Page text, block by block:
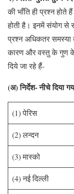
की भाँति ही प्रश्न होते
होती है। इनमें संयोग से
प्रश्न अधिकतर समस्या
कारण और वस्तु के गुण
दिये जा रहे हैं-
(अ) निर्देश- नीचे दिया
(1) पेरिस
(2) लन्दन
(3) मास्को
(4) नई दिल्ली